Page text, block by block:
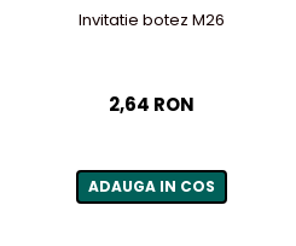
Invitatie botez M26
2,64 RON
ADAUGA IN COS